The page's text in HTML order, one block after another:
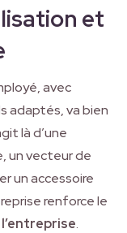
et
avec
adaptés, va bien
là d’une
un vecteur de
un accessoire
renforce le
.